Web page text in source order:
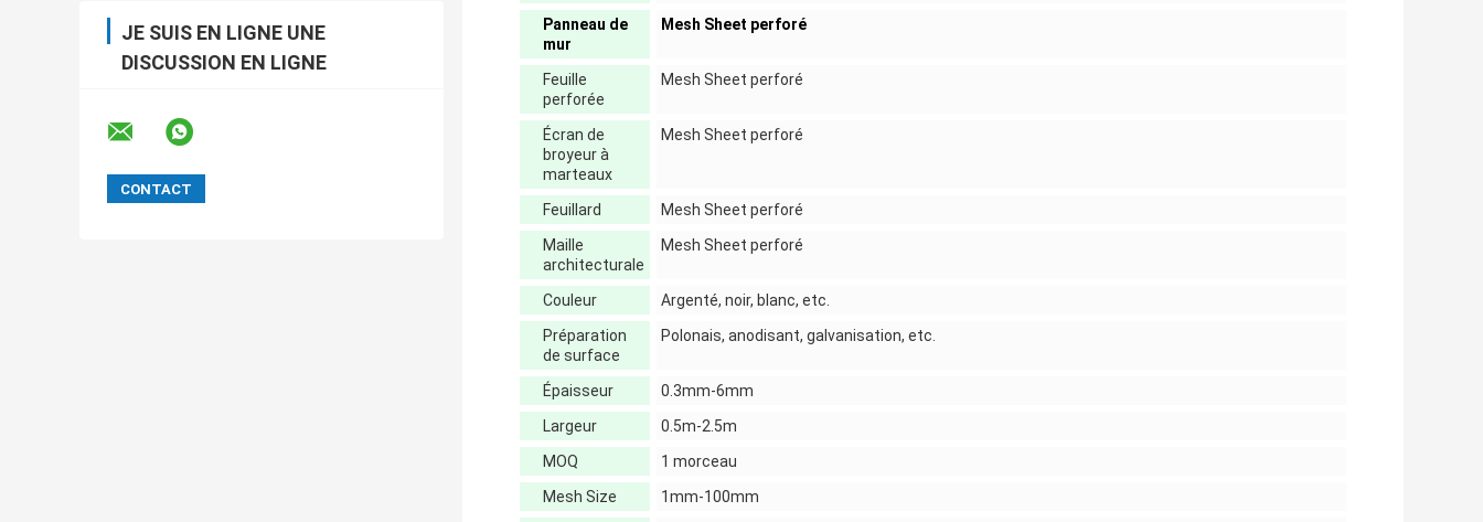
JE SUIS EN LIGNE UNE
DISCUSSION EN LIGNE
Panneau de
mur
Mesh Sheet perforé
Feuille
perforée
Mesh Sheet perforé
Écran de
broyeur à
marteaux
Mesh Sheet perforé
Feuillard
Mesh Sheet perforé
Maille
architecturale
Mesh Sheet perforé
Couleur
Argenté, noir, blanc, etc.
Préparation
de surface
Polonais, anodisant, galvanisation, etc.
Épaisseur
0.3mm-6mm
Largeur
0.5m-2.5m
MOQ
1 morceau
Mesh Size
1mm-100mm